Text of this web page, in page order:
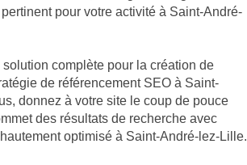
pour votre activité à Saint-André-
complète pour la création de
de référencement SEO à Saint-
donnez à votre site le coup de pouce
des résultats de recherche avec
optimisé à Saint-André-lez-Lille.